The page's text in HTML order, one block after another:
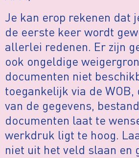
Je kan erop rekenen dat
de eerste keer wordt
allerlei redenen. Er zijn
ook ongeldige
documenten niet
toegankelijk via de
van de gegevens,
documenten laat te
werkdruk ligt te hoog.
niet uit het veld slaan en